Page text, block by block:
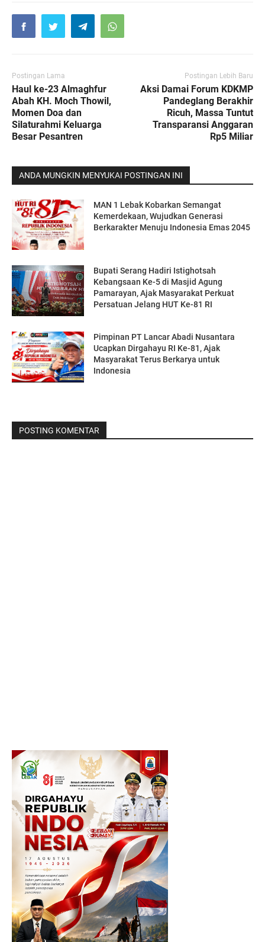
Postingan Lama
Haul ke-23 Almaghfur
Abah KH. Moch Thowil,
Momen Doa dan
Silaturahmi Keluarga
Besar Pesantren
Postingan Lebih Baru
Aksi Damai Forum KDKMP
Pandeglang Berakhir
Ricuh, Massa Tuntut
Transparansi Anggaran
Rp5 Miliar
ANDA MUNGKIN MENYUKAI POSTINGAN INI
MAN 1 Lebak Kobarkan Semangat
Kemerdekaan, Wujudkan Generasi
Berkarakter Menuju Indonesia Emas 2045
Bupati Serang Hadiri Istighotsah
Kebangsaan Ke-5 di Masjid Agung
Pamarayan, Ajak Masyarakat Perkuat
Persatuan Jelang HUT Ke-81 RI
Pimpinan PT Lancar Abadi Nusantara
Ucapkan Dirgahayu RI Ke-81, Ajak
Masyarakat Terus Berkarya untuk
Indonesia
POSTING KOMENTAR